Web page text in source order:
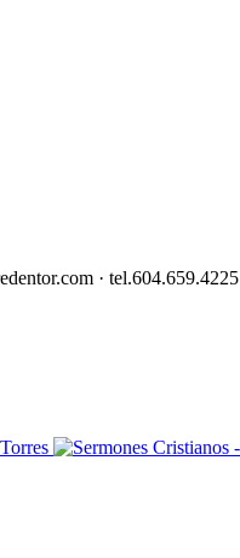
· tel.604.659.4225